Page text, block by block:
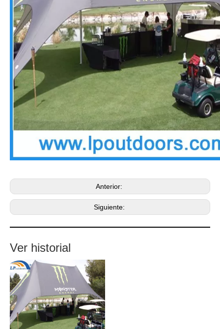
Anterior:
Siguiente:
Ver historial